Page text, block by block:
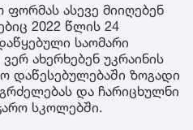
ასევე მიიღებენ
2022 წლის 24
საომარი
ახერხებენ უკრაინის
დაწესებულებაში ზოგადი
და ჩარიცხულნი
სკოლებში.